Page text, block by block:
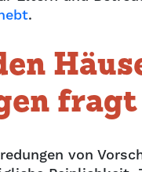
.
fragt
von